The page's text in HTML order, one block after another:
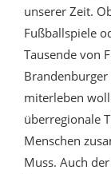
unserer Zeit.
Fußballspiele
Tausende von
miterleben
überregionale
Menschen
Muss. Auch